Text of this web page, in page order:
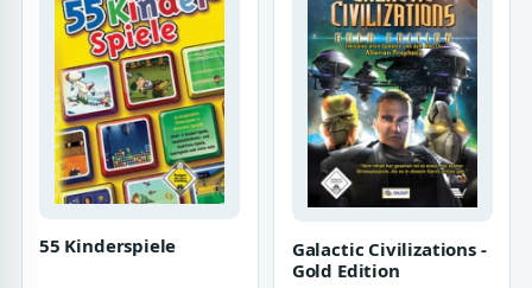
55 Kinderspiele
Galactic Civilizations -
Gold Edition